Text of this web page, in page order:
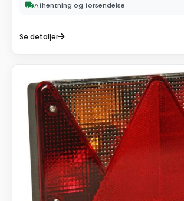
Afhentning og forsendelse
Se detaljer